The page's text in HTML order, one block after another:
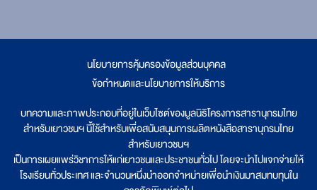
นโยบายการคุ้มครองข้อมูลส่วนบุคคล
ข้อกำหนดและนโยบายการให้บริการ
บทความและภาพประกอบที่อยู่ในเว็บไซต์ของมูลนิธิโครงการสารานุกรมไทย
สำหรับเยาวชนฯ นี้ใช้สำหรับเพื่อสนับสนุนการผลิตหนังสือสารานุกรมไทย
สำหรับเยาวชนฯ
เป็นการเผยแพร่วิชาการให้แก่เยาวชนและประชาชนทั่วไป โดยจะนำไปแจกจ่ายให้
โรงเรียนทั่วประเทศ และจำนวนหนึ่งนำออกจำหน่ายเพื่อนำเงินมาสมทบทุนใน